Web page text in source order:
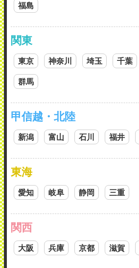
福島
関東
東京 神奈川 埼玉 千葉
群馬
甲信越・北陸
新潟 富山 石川 福井
東海
愛知 岐阜 静岡 三重
関西
大阪 兵庫 京都 滋賀